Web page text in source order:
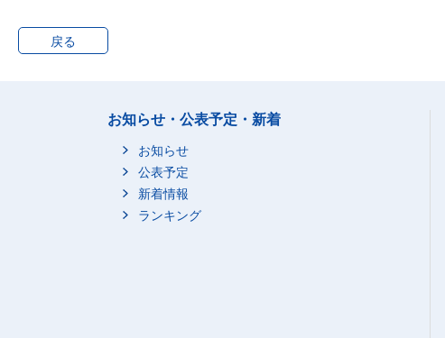
戻る
お知らせ・公表予定・新着
お知らせ
公表予定
新着情報
ランキング